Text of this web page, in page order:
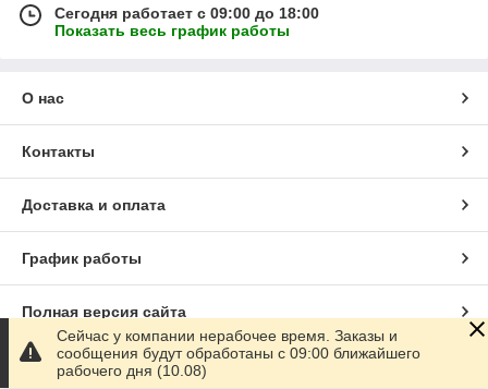
Сегодня работает с 09:00 до 18:00
Показать весь график работы
О нас
Контакты
Доставка и оплата
График работы
Полная версия сайта
Сайт создан на маркетплейсе
Сейчас у компании нерабочее время. Заказы и
сообщения будут обработаны с 09:00 ближайшего
рабочего дня (10.08)